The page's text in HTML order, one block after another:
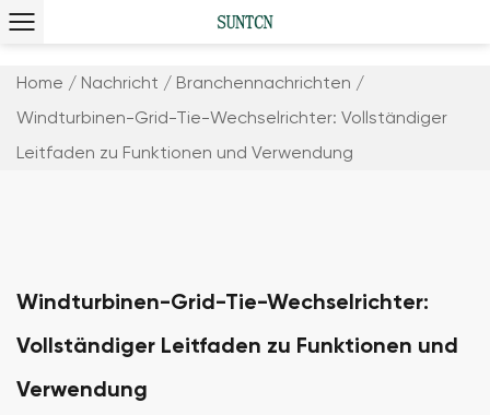
Home / Nachricht / Branchennachrichten /
Windturbinen-Grid-Tie-Wechselrichter: Vollständiger
Leitfaden zu Funktionen und Verwendung
Windturbinen-Grid-Tie-Wechselrichter:
Vollständiger Leitfaden zu Funktionen und
Verwendung